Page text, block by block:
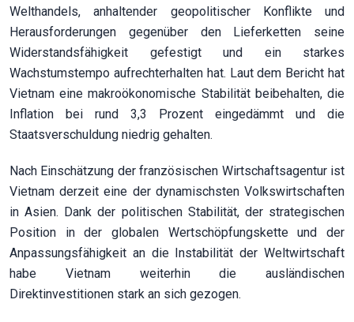
Welthandels, anhaltender geopolitischer Konflikte und
Herausforderungen gegenüber den Lieferketten seine
Widerstandsfähigkeit gefestigt und ein starkes
Wachstumstempo aufrechterhalten hat. Laut dem Bericht hat
Vietnam eine makroökonomische Stabilität beibehalten, die
Inflation bei rund 3,3 Prozent eingedämmt und die
Staatsverschuldung niedrig gehalten.
Nach Einschätzung der französischen Wirtschaftsagentur ist
Vietnam derzeit eine der dynamischsten Volkswirtschaften
in Asien. Dank der politischen Stabilität, der strategischen
Position in der globalen Wertschöpfungskette und der
Anpassungsfähigkeit an die Instabilität der Weltwirtschaft
habe Vietnam weiterhin die ausländischen
Direktinvestitionen stark an sich gezogen.